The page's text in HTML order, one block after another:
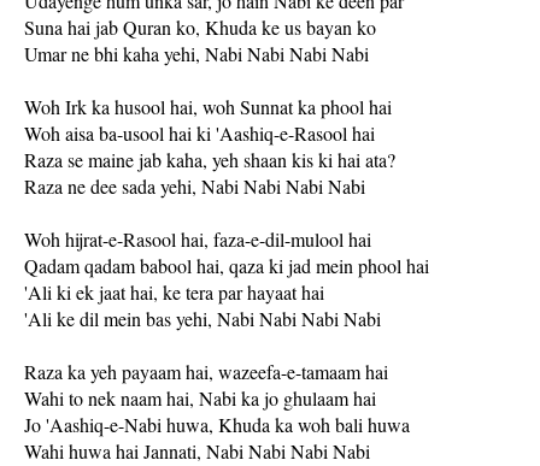
Suna hai jab Quran ko, Khuda ke us bayan ko
Umar ne bhi kaha yehi, Nabi Nabi Nabi Nabi
Woh Irk ka husool hai, woh Sunnat ka phool hai
Woh aisa ba-usool hai ki 'Aashiq-e-Rasool hai
Raza se maine jab kaha, yeh shaan kis ki hai ata?
Raza ne dee sada yehi, Nabi Nabi Nabi Nabi
Woh hijrat-e-Rasool hai, faza-e-dil-mulool hai
Qadam qadam babool hai, qaza ki jad mein phool hai
'Ali ki ek jaat hai, ke tera par hayaat hai
'Ali ke dil mein bas yehi, Nabi Nabi Nabi Nabi
Raza ka yeh payaam hai, wazeefa-e-tamaam hai
Wahi to nek naam hai, Nabi ka jo ghulaam hai
Jo 'Aashiq-e-Nabi huwa, Khuda ka woh bali huwa
Wahi huwa hai Jannati, Nabi Nabi Nabi Nabi